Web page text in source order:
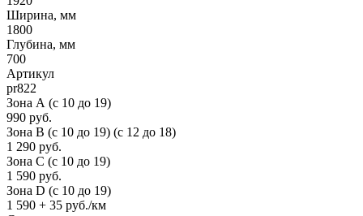
Ширина, мм
1800
Глубина, мм
700
Артикул
pr822
Зона А (c 10 до 19)
990 руб.
Зона B (c 10 до 19) (c 12 до 18)
1 290 руб.
Зона C (c 10 до 19)
1 590 руб.
Зона D (c 10 до 19)
1 590 + 35 руб./км